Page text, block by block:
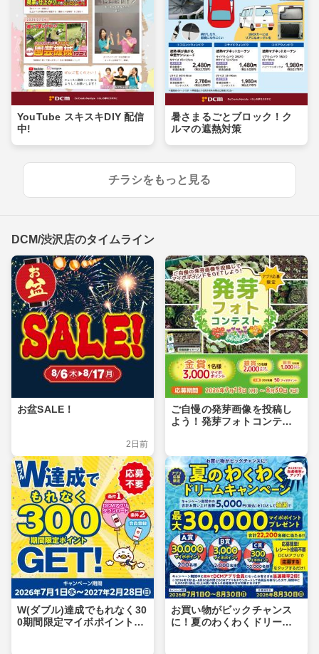
YouTube スキスキDIY 配信
中!
暑さまるごとブロック！ク
ルマの遮熱対策
チラシをもっと見る
DCM/渋沢店のタイムライン
お盆SALE！
2日前
ご自慢の発芽画像を投稿し
よう！発芽フォトコンテス
W(ダブル)達成でもれなく30
0期間限定マイボポイントG
お買い物がビックチャンス
に！夏のわくわくドリーム